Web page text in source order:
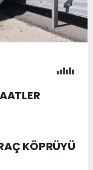
KÖPRÜYÜ